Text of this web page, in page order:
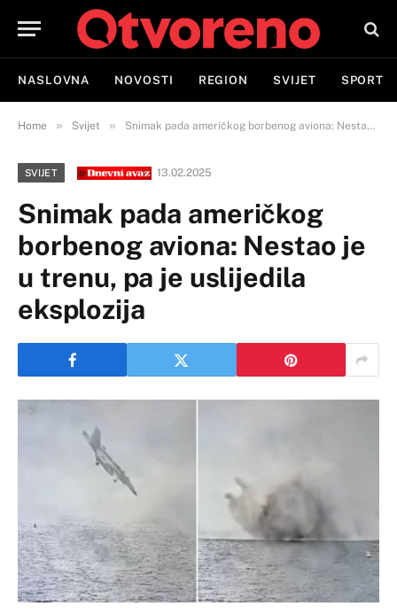
NASLOVNA NOVOSTI REGION SVIJET SPORT
Home » Svijet » Snimak pada američkog borbenog aviona: Nestao je u trenu, pa je uslijedila eksplozija
SVIJET 13.02.2025
Snimak pada američkog
borbenog aviona: Nestao je
u trenu, pa je uslijedila
eksplozija